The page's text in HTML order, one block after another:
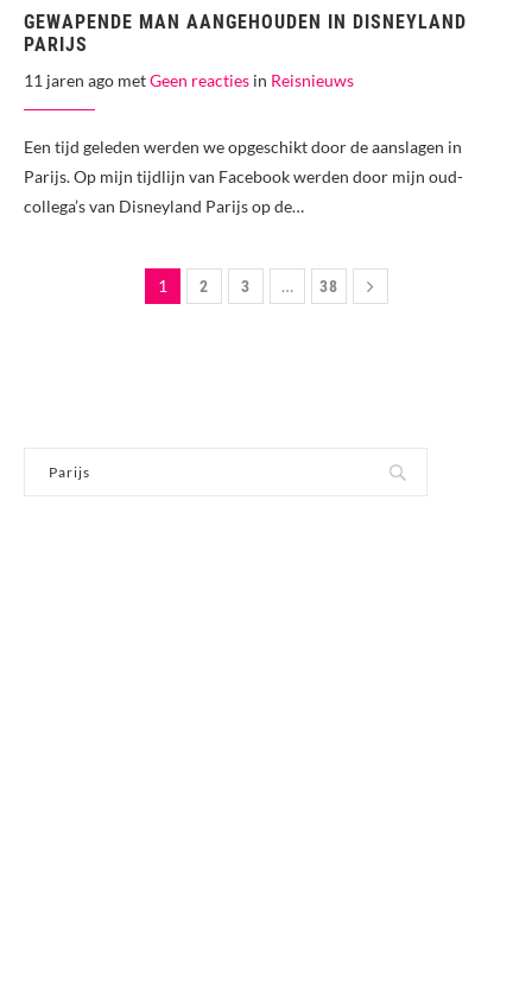
GEWAPENDE MAN AANGEHOUDEN IN DISNEYLAND
PARIJS
11 jaren ago metGeen reacties in Reisnieuws
Een tijd geleden werden we opgeschikt door de aanslagen in
Parijs. Op mijn tijdlijn van Facebook werden door mijn oud-
collega’s van Disneyland Parijs op de…
1 2 3 … 38